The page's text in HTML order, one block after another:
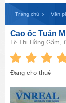
Trang chủ Văn
​Cao ốc Tuấn
Lê Thị Hồng Gấm,
Đang cho thuê